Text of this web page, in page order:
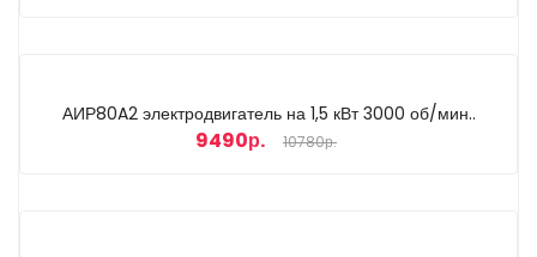
АИР80A2 электродвигатель на 1,5 кВт 3000 об/мин..
9490р. 10780р.